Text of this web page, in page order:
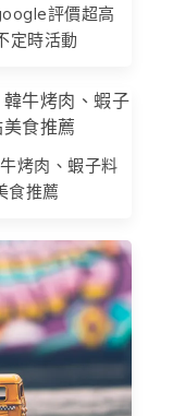
評價超高
定時活動
烤肉、蝦子料
食推薦